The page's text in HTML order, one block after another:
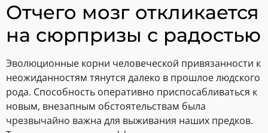
Отчего мозг откликается
на сюрпризы с радостью
Эволюционные корни человеческой привязанности к
неожиданностям тянутся далеко в прошлое людского
рода. Способность оперативно приспосабливаться к
новым, внезапным обстоятельствам была
чрезвычайно важна для выживания наших предков.